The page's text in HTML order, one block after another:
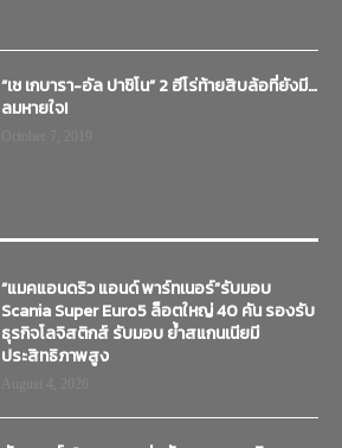
“เช เกบารา-อัล ปาชิโน” 2 ฮีโร่ท้ายสิบล้อที่ยังมี…
ลมหายใจ!
“แมคแอนดริว แอนด์ พาร์ทเนอร์”รับมอบ
Scania Super Euro5 ล็อตใหญ่ 40 คัน รองรับ
ธุรกิจโลจิสติกส์ รับมอบ ย้ำสแกนเนียมี
ประสิทธิภาพสูง